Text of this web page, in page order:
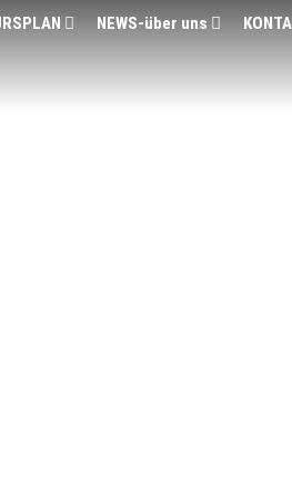
NEWS-über uns